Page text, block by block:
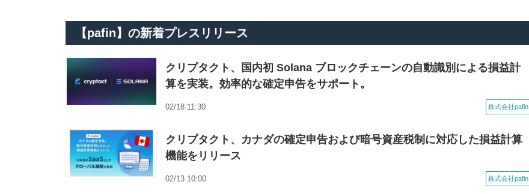
【pafin】の新着プレスリリース
クリプタクト、国内初 Solana ブロックチェーンの自動識別による損益計
算を実装。効率的な確定申告をサポート。
株式会社pafin
02/18 11:30
クリプタクト、カナダの確定申告および暗号資産税制に対応した損益計算
機能をリリース
株式会社pafin
02/13 10:00